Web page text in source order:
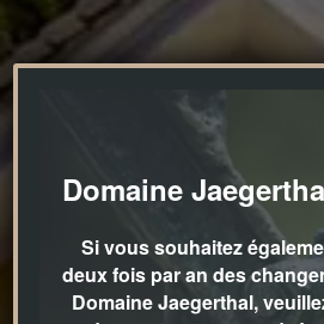
Domaine
Si vous souhaitez
deux fois par an des
Domaine Jaegerthal,